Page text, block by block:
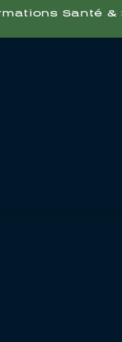
Santé &